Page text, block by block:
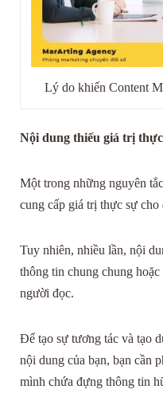
Lý do khiến Content
Nội dung thiếu giá trị
Một trong những nguyên
cung cấp giá trị thực sự
Tuy nhiên, nhiều lần, nội
thông tin chung chung
người đọc.
Để tạo sự tương tác và tạo
nội dung của bạn, bạn cần
mình chứa đựng thông tin